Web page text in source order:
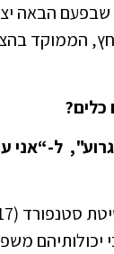
הבאה
לחץ, הממוקד
כלים?
ל-“אני
יכולותיהם